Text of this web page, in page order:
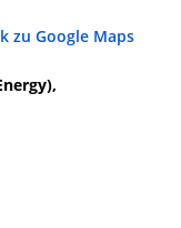
zu Google Maps